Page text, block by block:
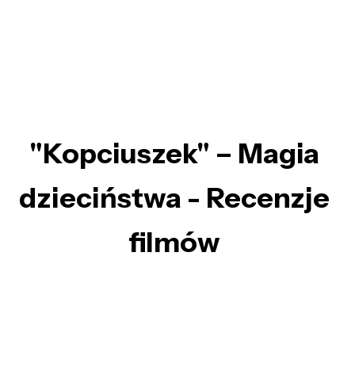
"Kopciuszek" – Magia
dzieciństwa - Recenzje
filmów